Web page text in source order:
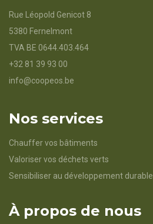
Rue Léopold Genicot 8
5380 Fernelmont
TVA BE 0644.403.464
+32 81 39 93 00
info@coopeos.be
Nos services
Chauffer vos bâtiments
Valoriser vos déchets verts
Sensibiliser au développement durable
À propos de nous